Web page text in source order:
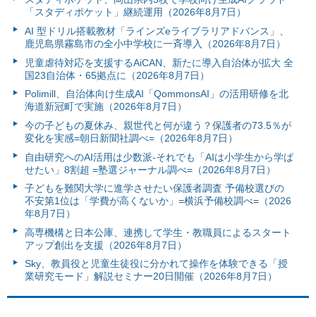
「スタディポケット」継続運用（2026年8月7日）
AI 型ドリル搭載教材「ラインズeライブラリアドバンス」、
鹿児島県霧島市の全小中学校に一斉導入（2026年8月7日）
児童虐待対応を支援するAiCAN、新たに導入自治体が拡大 全
国23自治体・65拠点に（2026年8月7日）
Polimill、自治体向け生成AI「QommonsAI」の活用研修を北
海道新冠町で実施（2026年8月7日）
今の子どもの夏休み、親世代と何が違う？保護者の73.5％が
変化を実感=朝日新聞社調べ=（2026年8月7日）
自由研究へのAI活用は少数派-それでも「AIは小学生から学ば
せたい」8割超 =塾選ジャーナル調べ=（2026年8月7日）
子どもを難関大学に進学させたい保護者調査 予備校選びの
不安第1位は「学費が高くないか」=横浜予備校調べ=（2026
年8月7日）
高専機構と日本公庫、連携して学生・教職員によるスタート
アップ創出を支援（2026年8月7日）
Sky、教員役と児童生徒役に分かれて操作を体験できる「授
業研究モード」解説セミナー20日開催（2026年8月7日）